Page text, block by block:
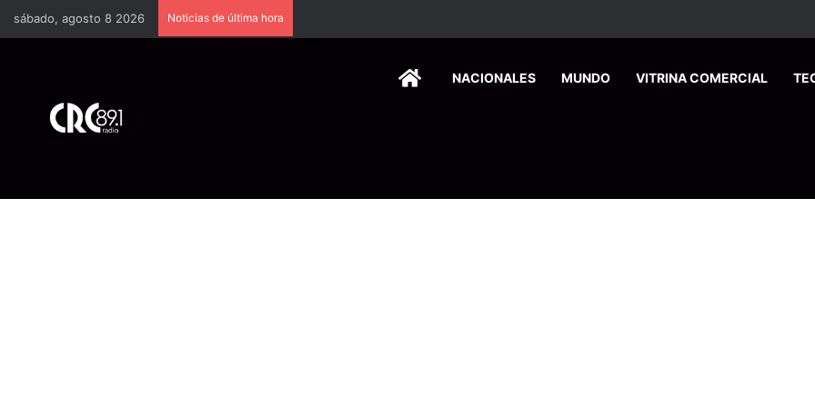
sábado, agosto 8 2026 Noticias de última hora
HOMENACIONALES MUNDO VITRINA COMERCIAL